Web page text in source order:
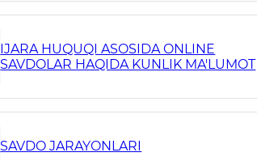
IJARA HUQUQI ASOSIDA ONLINE
SAVDOLAR HAQIDA KUNLIK MA'LUMOT
SAVDO JARAYONLARI